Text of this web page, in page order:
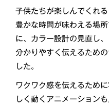
子供たちが楽しんでくれ
豊かな時間が味わえる場
に、カラー設計の見直し
分かりやすく伝えるため
した。
ワクワク感を伝えるため
しく動くアニメーション